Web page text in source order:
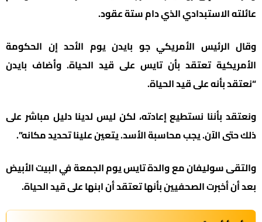
عائلته الاستبدادي الذي دام ستة عقود.
وقال الرئيس الأمريكي جو بايدن يوم الأحد إن الحكومة
الأمريكية تعتقد بأن تايس على قيد الحياة. وأضاف بايدن
“نعتقد بأنه على قيد الحياة.
ونعتقد بأننا نستطيع إعادته، لكن ليس لدينا دليل مباشر على
ذلك حتى الآن. يجب محاسبة الأسد. يتعين علينا تحديد مكانه”.
والتقى سوليفان مع والدة تايس يوم الجمعة في البيت الأبيض
بعد أن أخبرت الصحفيين بأنها تعتقد أن ابنها على قيد الحياة.